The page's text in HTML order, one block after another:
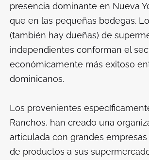
presencia dominante en Nueva
que en las pequeñas bodegas.
(también hay dueñas) de
independientes conforman el
económicamente más exitoso
dominicanos.
Los provenientes
Ranchos, han creado una
articulada con grandes
de productos a sus